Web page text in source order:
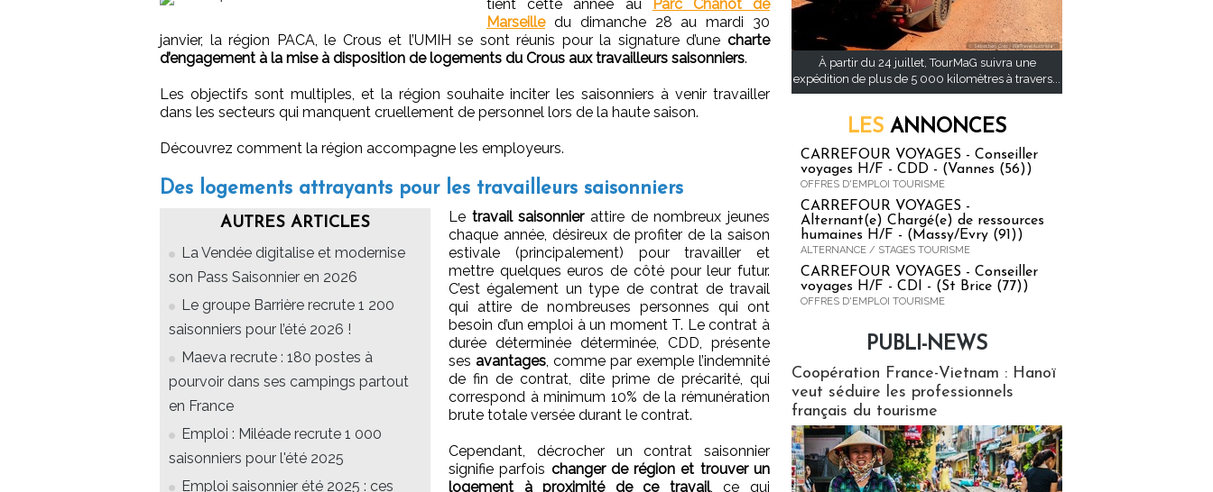
tient cette année au
Parc Chanot de
Marseilledu dimanche 28 au mardi 30
janvier, la région PACA, le Crous et l’UMIH se sont réunis pour la signature d’une charte
d’engagement à la mise à disposition de logements du Crous aux travailleurs saisonniers.
Les objectifs sont multiples, et la région souhaite inciter les saisonniers à venir travailler
dans les secteurs qui manquent cruellement de personnel lors de la haute saison.
Découvrez comment la région accompagne les employeurs.
Des logements attrayants pour les travailleurs saisonniers
AUTRES ARTICLES
La Vendée digitalise et modernise
son Pass Saisonnier en 2026
Le groupe Barrière recrute 1 200
saisonniers pour l’été 2026 !
Maeva recrute : 180 postes à
pourvoir dans ses campings partout
en France
Emploi : Miléade recrute 1 000
saisonniers pour l'été 2025
Emploi saisonnier été 2025 : ces
Le travail saisonnierattire de nombreux jeunes
chaque année, désireux de profiter de la saison
estivale (principalement) pour travailler et
mettre quelques euros de côté pour leur futur.
C’est également un type de contrat de travail
qui attire de nombreuses personnes qui ont
besoin d’un emploi à un moment T. Le contrat à
durée déterminée déterminée, CDD, présente
ses avantages, comme par exemple l’indemnité
de fin de contrat, dite prime de précarité, qui
correspond à minimum 10% de la rémunération
brute totale versée durant le contrat.
Cependant, décrocher un contrat saisonnier
signifie parfois changer de région et trouver un
logement à proximité de ce travail, ce qui
À partir du 24 juillet, TourMaG suivra une
expédition de plus de 5 000 kilomètres à travers...
LES ANNONCES
CARREFOUR VOYAGES - Conseiller
voyages H/F - CDD - (Vannes (56))
OFFRES D'EMPLOI TOURISME
CARREFOUR VOYAGES -
Alternant(e) Chargé(e) de ressources
humaines H/F - (Massy/Evry (91))
ALTERNANCE / STAGES TOURISME
CARREFOUR VOYAGES - Conseiller
voyages H/F - CDI - (St Brice (77))
OFFRES D'EMPLOI TOURISME
PUBLI-NEWS
Coopération France-Vietnam : Hanoï
veut séduire les professionnels
français du tourisme